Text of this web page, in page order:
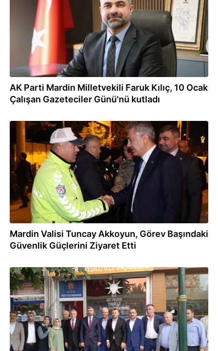
AK Parti Mardin Milletvekili Faruk Kılıç, 10 Ocak
Çalışan Gazeteciler Günü'nü kutladı
31.12.2023
Mardin Valisi Tuncay Akkoyun, Görev Başındaki
Güvenlik Güçlerini Ziyaret Etti
24.10.2023